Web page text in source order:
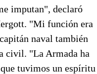
imputan", declaró
"Mi función era
naval también
civil. "La Armada ha
tuvimos un espíritu